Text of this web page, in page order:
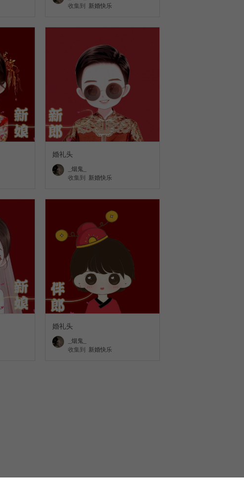
收集到 新婚快乐
婚礼头
_烟鬼_
收集到 新婚快乐
婚礼头
_烟鬼_
收集到 新婚快乐